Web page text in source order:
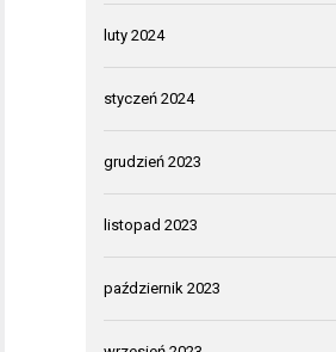
luty 2024
styczeń 2024
grudzień 2023
listopad 2023
październik 2023